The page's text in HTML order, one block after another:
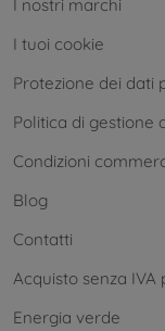
I nostri marchi
I tuoi cookie
Protezione dei dati
Politica di gestione
Condizioni
Blog
Contatti
Acquisto senza IVA
Energia verde